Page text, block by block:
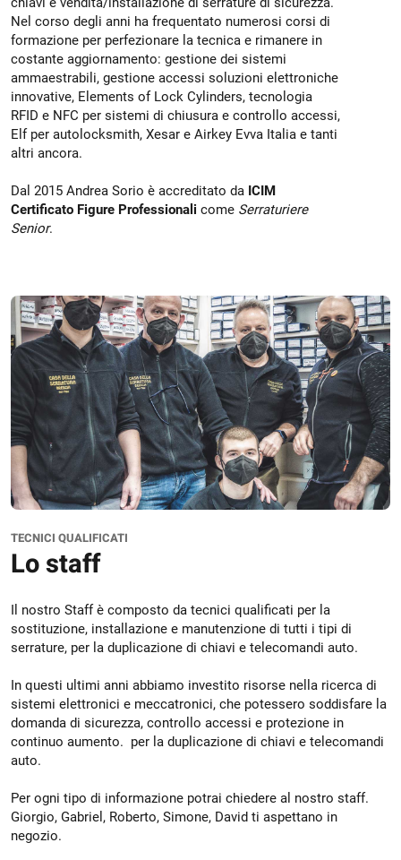
Nel corso degli anni ha frequentato numerosi corsi di
formazione per perfezionare la tecnica e rimanere in
costante aggiornamento: gestione dei sistemi
ammaestrabili, gestione accessi soluzioni elettroniche
innovative, Elements of Lock Cylinders, tecnologia
RFID e NFC per sistemi di chiusura e controllo accessi,
Elf per autolocksmith, Xesar e Airkey Evva Italia e tanti
altri ancora.
Dal 2015 Andrea Sorio è accreditato da ICIM
Certificato Figure Professionali come Serraturiere
Senior.
TECNICI QUALIFICATI
Lo staff
Il nostro Staff è composto da tecnici qualificati per la
sostituzione, installazione e manutenzione di tutti i tipi di
serrature, per la duplicazione di chiavi e telecomandi auto.
In questi ultimi anni abbiamo investito risorse nella ricerca di
sistemi elettronici e meccatronici, che potessero soddisfare la
domanda di sicurezza, controllo accessi e protezione in
continuo aumento. per la duplicazione di chiavi e telecomandi
auto.
Per ogni tipo di informazione potrai chiedere al nostro staff.
Giorgio, Gabriel, Roberto, Simone, David ti aspettano in
negozio.